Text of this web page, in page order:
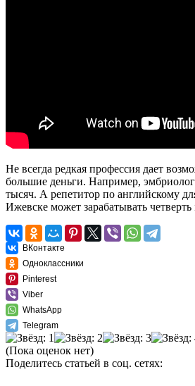
Не всегда редкая профессия дает
большие деньги. Например,
тысяч. А репетитор по английскому
Ижевске может зарабатывать
ВКонтакте
Одноклассники
Pinterest
Viber
WhatsApp
Telegram
(Пока оценок нет)
Поделитесь статьей в соц. сетях: